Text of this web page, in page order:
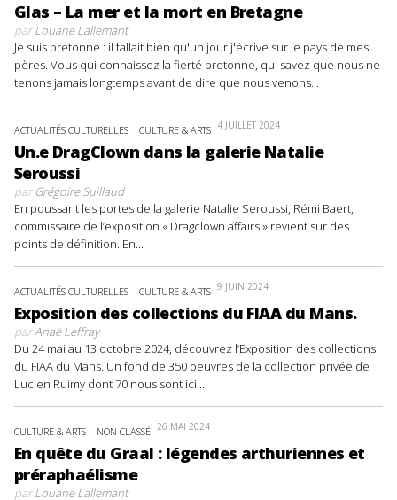
Glas – La mer et la mort en Bretagne
parLouane Lallemant
Je suis bretonne : il fallait bien qu'un jour j'écrive sur le pays de mes
pères. Vous qui connaissez la fierté bretonne, qui savez que nous ne
tenons jamais longtemps avant de dire que nous venons...
ACTUALITÉS CULTURELLES CULTURE & ARTS 4 JUILLET 2024
Un.e DragClown dans la galerie Natalie
Seroussi
parGrégoire Suillaud
En poussant les portes de la galerie Natalie Seroussi, Rémi Baert,
commissaire de l’exposition « Dragclown affairs » revient sur des
points de définition. En...
ACTUALITÉS CULTURELLES CULTURE & ARTS 9 JUIN 2024
Exposition des collections du FIAA du Mans.
parAnaë Leffray
Du 24 mai au 13 octobre 2024, découvrez l’Exposition des collections
du FIAA du Mans. Un fond de 350 oeuvres de la collection privée de
Lucien Ruimy dont 70 nous sont ici...
CULTURE & ARTS NON CLASSÉ 26 MAI 2024
En quête du Graal : légendes arthuriennes et
préraphaélisme
parLouane Lallemant